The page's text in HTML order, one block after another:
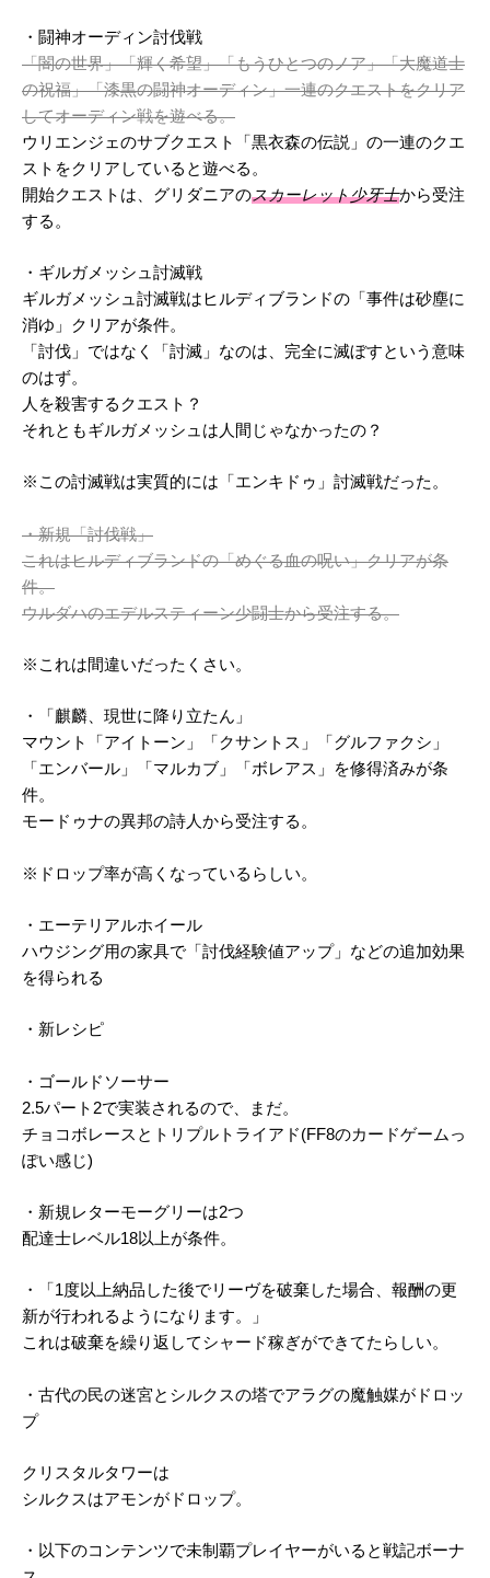
・闘神オーディン討伐戦
「闇の世界」「輝く希望」「もうひとつのノア」「大魔道士
の祝福」「漆黒の闘神オーディン」一連のクエストをクリア
してオーディン戦を遊べる。
ウリエンジェのサブクエスト「黒衣森の伝説」の一連のクエ
ストをクリアしていると遊べる。
開始クエストは、グリダニアのスカーレット少牙士から受注
する。
・ギルガメッシュ討滅戦
ギルガメッシュ討滅戦はヒルディブランドの「事件は砂塵に
消ゆ」クリアが条件。
「討伐」ではなく「討滅」なのは、完全に滅ぼすという意味
のはず。
人を殺害するクエスト？
それともギルガメッシュは人間じゃなかったの？
※この討滅戦は実質的には「エンキドゥ」討滅戦だった。
・新規「討伐戦」
これはヒルディブランドの「めぐる血の呪い」クリアが条
件。
ウルダハのエデルスティーン少闘士から受注する。
※これは間違いだったくさい。
・「麒麟、現世に降り立たん」
マウント「アイトーン」「クサントス」「グルファクシ」
「エンバール」「マルカブ」「ボレアス」を修得済みが条
件。
モードゥナの異邦の詩人から受注する。
※ドロップ率が高くなっているらしい。
・エーテリアルホイール
ハウジング用の家具で「討伐経験値アップ」などの追加効果
を得られる
・新レシピ
・ゴールドソーサー
2.5パート2で実装されるので、まだ。
チョコボレースとトリプルトライアド(FF8のカードゲームっ
ぽい感じ)
・新規レターモーグリーは2つ
配達士レベル18以上が条件。
・「1度以上納品した後でリーヴを破棄した場合、報酬の更
新が行われるようになります。」
これは破棄を繰り返してシャード稼ぎができてたらしい。
・古代の民の迷宮とシルクスの塔でアラグの魔触媒がドロッ
プ
クリスタルタワーは
シルクスはアモンがドロップ。
・以下のコンテンツで未制覇プレイヤーがいると戦記ボーナ